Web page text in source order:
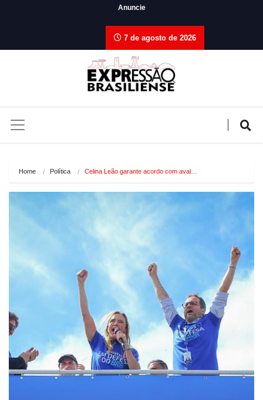
Anuncie
7 de agosto de 2026
Home Política Celina Leão garante acordo com aval…